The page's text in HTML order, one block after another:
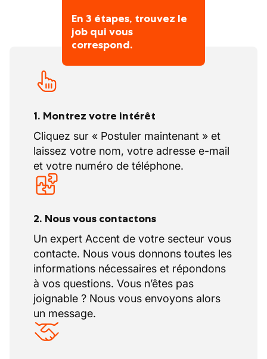
En 3 étapes, trouvez le
job qui vous
correspond.
1. Montrez votre intérêt
Cliquez sur « Postuler maintenant » et
laissez votre nom, votre adresse e-mail
et votre numéro de téléphone.
2. Nous vous contactons
Un expert Accent de votre secteur vous
contacte. Nous vous donnons toutes les
informations nécessaires et répondons
à vos questions. Vous n’êtes pas
joignable ? Nous vous envoyons alors
un message.